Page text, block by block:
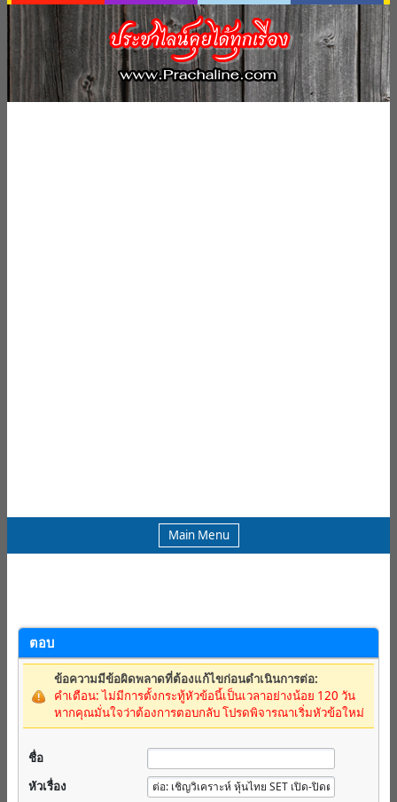
Main Menu
ตอบ
ข้อความมีข้อผิดพลาดที่ต้องแก้ไขก่อนดำเนินการต่อ:
คำเตือน: ไม่มีการตั้งกระทู้หัวข้อนี้เป็นเวลาอย่างน้อย 120 วัน
หากคุณมั่นใจว่าต้องการตอบกลับ โปรดพิจารณาเริ่มหัวข้อใหม่
ชื่อ
หัวเรื่อง